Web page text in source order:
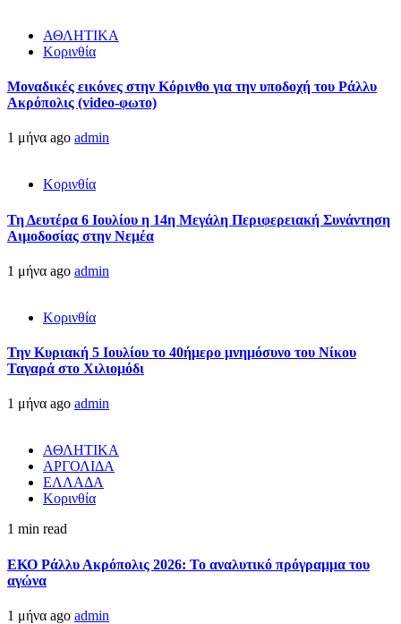
ΑΘΛΗΤΙΚΑ
Κορινθία
Μοναδικές εικόνες στην Κόρινθο για την υποδοχή του Ράλλυ
Ακρόπολις (video-φωτο)
1 μήνα ago admin
Κορινθία
Τη Δευτέρα 6 Ιουλίου η 14η Μεγάλη Περιφερειακή Συνάντηση
Αιμοδοσίας στην Νεμέα
1 μήνα ago admin
Κορινθία
Την Κυριακή 5 Ιουλίου το 40ήμερο μνημόσυνο του Νίκου
Ταγαρά στο Χιλιομόδι
1 μήνα ago admin
ΑΘΛΗΤΙΚΑ
ΑΡΓΟΛΙΔΑ
ΕΛΛΑΔΑ
Κορινθία
1 min read
ΕΚΟ Ράλλυ Ακρόπολις 2026: Το αναλυτικό πρόγραμμα του
αγώνα
1 μήνα ago admin